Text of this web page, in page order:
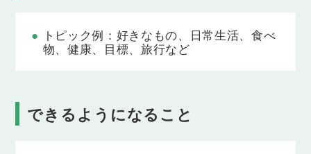
家での生活について話してみましょう。
トピック例：好きなもの、日常生活、食べ
物、健康、目標、旅行など
できるようになること